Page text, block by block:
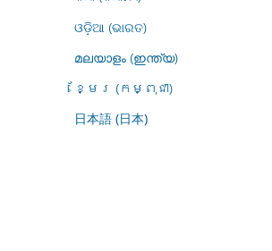
ଓଡ଼ିଆ (ଭାରତ)
മലയാളം (ഇന്ത്യ)
ខ្មែរ (កម្ពុជា)
日本語 (日本)